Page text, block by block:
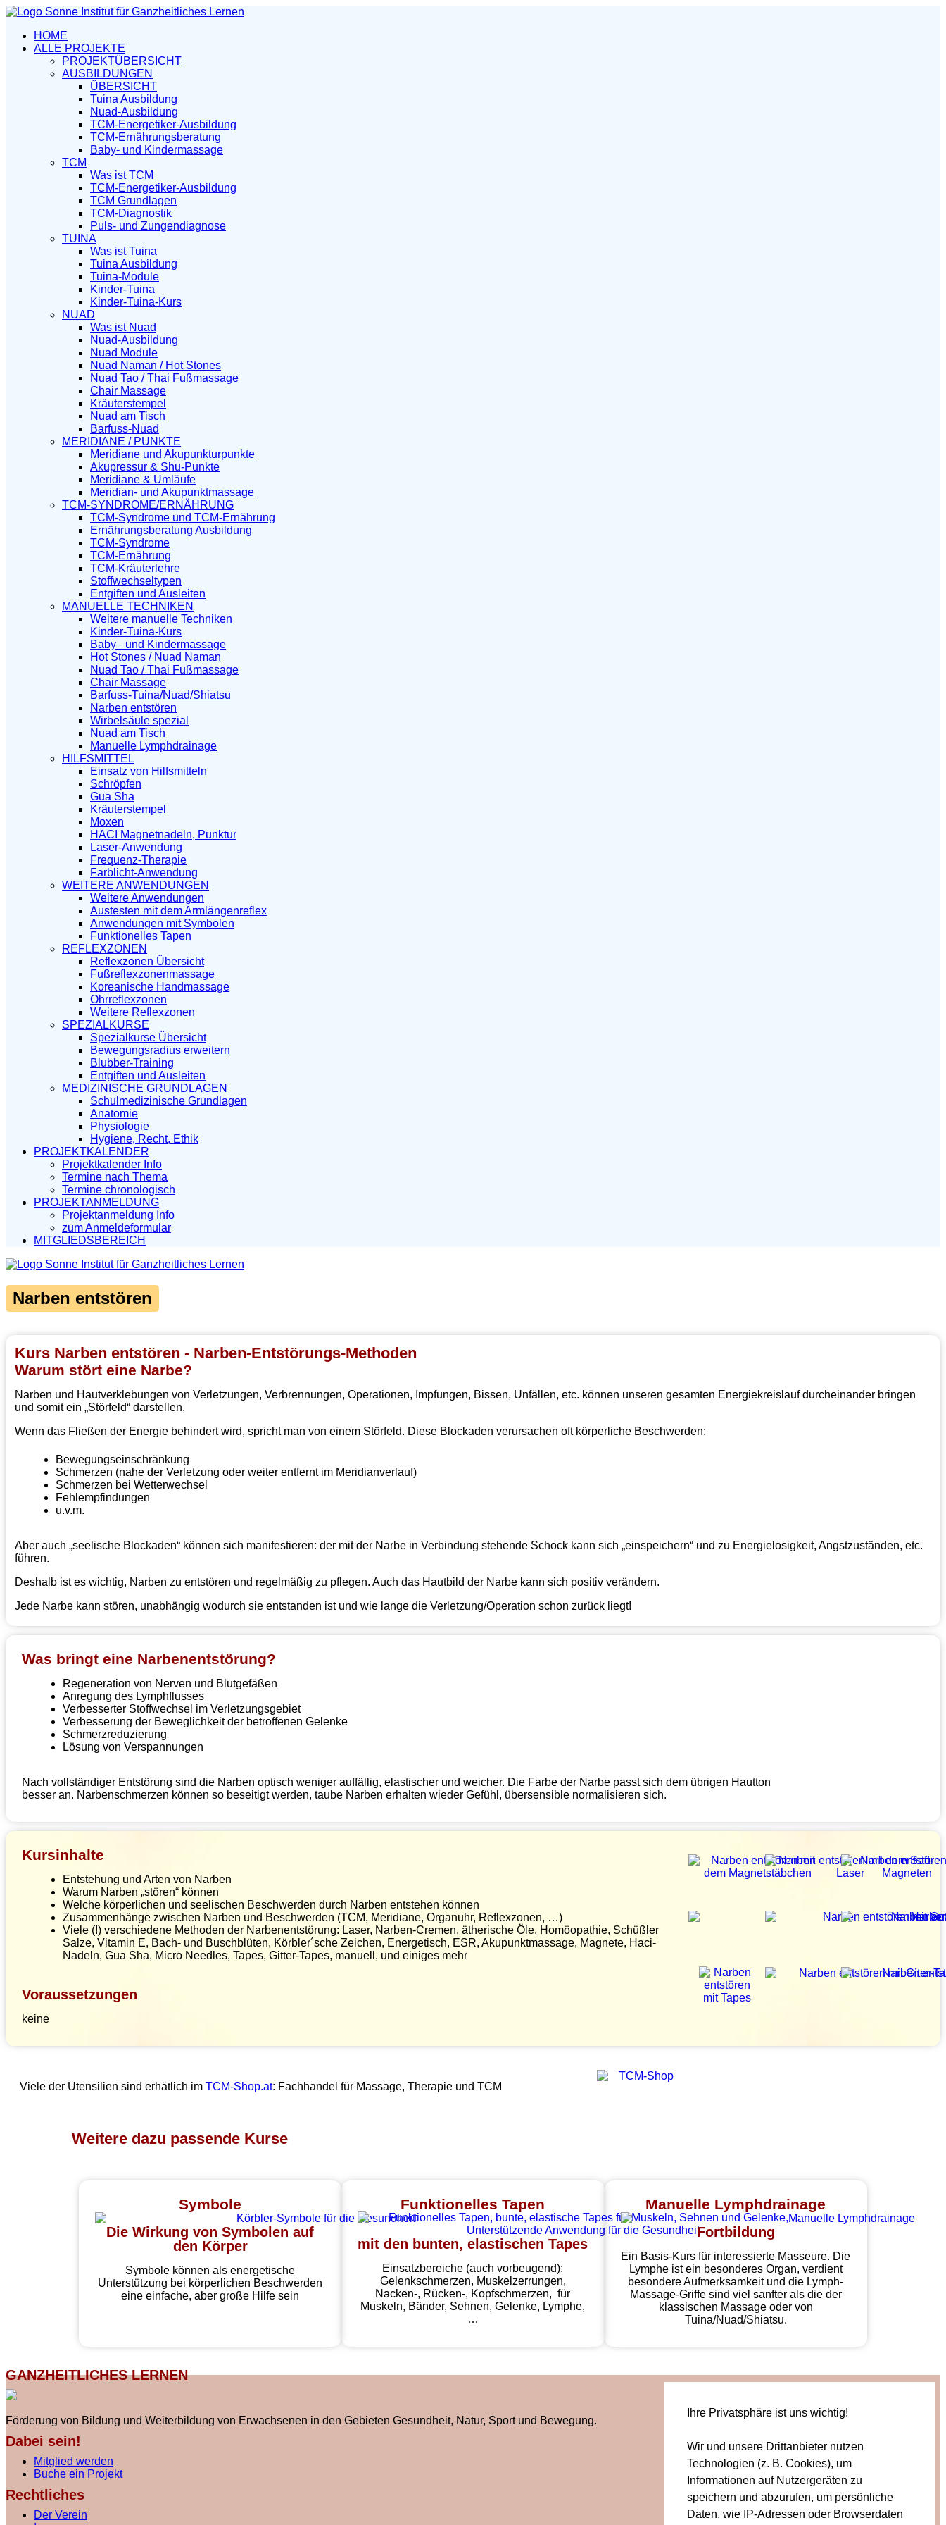
HOME
ALLE PROJEKTE
PROJEKTÜBERSICHT
AUSBILDUNGEN
ÜBERSICHT
Tuina Ausbildung
Nuad-Ausbildung
TCM-Energetiker-Ausbildung
TCM-Ernährungsberatung
Baby- und Kindermassage
TCM
Was ist TCM
TCM-Energetiker-Ausbildung
TCM Grundlagen
TCM-Diagnostik
Puls- und Zungendiagnose
TUINA
Was ist Tuina
Tuina Ausbildung
Tuina-Module
Kinder-Tuina
Kinder-Tuina-Kurs
NUAD
Was ist Nuad
Nuad-Ausbildung
Nuad Module
Nuad Naman / Hot Stones
Nuad Tao / Thai Fußmassage
Chair Massage
Kräuterstempel
Nuad am Tisch
Barfuss-Nuad
MERIDIANE / PUNKTE
Meridiane und Akupunkturpunkte
Akupressur & Shu-Punkte
Meridiane & Umläufe
Meridian- und Akupunktmassage
TCM-SYNDROME/ERNÄHRUNG
TCM-Syndrome und TCM-Ernährung
Ernährungsberatung Ausbildung
TCM-Syndrome
TCM-Ernährung
TCM-Kräuterlehre
Stoffwechseltypen
Entgiften und Ausleiten
MANUELLE TECHNIKEN
Weitere manuelle Techniken
Kinder-Tuina-Kurs
Baby– und Kindermassage
Hot Stones / Nuad Naman
Nuad Tao / Thai Fußmassage
Chair Massage
Barfuss-Tuina/Nuad/Shiatsu
Narben entstören
Wirbelsäule spezial
Nuad am Tisch
Manuelle Lymphdrainage
HILFSMITTEL
Einsatz von Hilfsmitteln
Schröpfen
Gua Sha
Kräuterstempel
Moxen
HACI Magnetnadeln, Punktur
Laser-Anwendung
Frequenz-Therapie
Farblicht-Anwendung
WEITERE ANWENDUNGEN
Weitere Anwendungen
Austesten mit dem Armlängenreflex
Anwendungen mit Symbolen
Funktionelles Tapen
REFLEXZONEN
Reflexzonen Übersicht
Fußreflexzonenmassage
Koreanische Handmassage
Ohrreflexzonen
Weitere Reflexzonen
SPEZIALKURSE
Spezialkurse Übersicht
Bewegungsradius erweitern
Blubber-Training
Entgiften und Ausleiten
MEDIZINISCHE GRUNDLAGEN
Schulmedizinische Grundlagen
Anatomie
Physiologie
Hygiene, Recht, Ethik
PROJEKTKALENDER
Projektkalender Info
Termine nach Thema
Termine chronologisch
PROJEKTANMELDUNG
Projektanmeldung Info
zum Anmeldeformular
MITGLIEDSBEREICH
Narben entstören
Kurs Narben entstören - Narben-Entstörungs-Methoden
Warum stört eine Narbe?
Narben und Hautverklebungen von Verletzungen, Verbrennungen, Operationen, Impfungen, Bissen, Unfällen, etc. können unseren gesamten Energiekreislauf durcheinander bringen
und somit ein „Störfeld“ darstellen.
Wenn das Fließen der Energie behindert wird, spricht man von einem Störfeld. Diese Blockaden verursachen oft körperliche Beschwerden:
Bewegungseinschränkung
Schmerzen (nahe der Verletzung oder weiter entfernt im Meridianverlauf)
Schmerzen bei Wetterwechsel
Fehlempfindungen
u.v.m.
Aber auch „seelische Blockaden“ können sich manifestieren: der mit der Narbe in Verbindung stehende Schock kann sich „einspeichern“ und zu Energielosigkeit, Angstzuständen, etc.
führen.
Deshalb ist es wichtig, Narben zu entstören und regelmäßig zu pflegen. Auch das Hautbild der Narbe kann sich positiv verändern.
Jede Narbe kann stören, unabhängig wodurch sie entstanden ist und wie lange die Verletzung/Operation schon zurück liegt!
Was bringt eine Narbenentstörung?
Regeneration von Nerven und Blutgefäßen
Anregung des Lymphflusses
Verbesserter Stoffwechsel im Verletzungsgebiet
Verbesserung der Beweglichkeit der betroffenen Gelenke
Schmerzreduzierung
Lösung von Verspannungen
Nach vollständiger Entstörung sind die Narben optisch weniger auffällig, elastischer und weicher. Die Farbe der Narbe passt sich dem übrigen Hautton
besser an. Narbenschmerzen können so beseitigt werden, taube Narben erhalten wieder Gefühl, übersensible normalisieren sich.
Kursinhalte
Entstehung und Arten von Narben
Warum Narben „stören“ können
Welche körperlichen und seelischen Beschwerden durch Narben entstehen können
Zusammenhänge zwischen Narben und Beschwerden (TCM, Meridiane, Organuhr, Reflexzonen, …)
Viele (!) verschiedene Methoden der Narbenentstörung: Laser, Narben-Cremen, ätherische Öle, Homöopathie, Schüßler
Salze, Vitamin E, Bach- und Buschblüten, Körbler´sche Zeichen, Energetisch, ESR, Akupunktmassage, Magnete, Haci-
Nadeln, Gua Sha, Micro Needles, Tapes, Gitter-Tapes, manuell, und einiges mehr
Voraussetzungen
keine
Viele der Utensilien sind erhätlich im TCM-Shop.at: Fachhandel für Massage, Therapie und TCM
Weitere dazu passende Kurse
Symbole
Die Wirkung von Symbolen auf
den Körper
Symbole können als energetische
Unterstützung bei körperlichen Beschwerden
eine einfache, aber große Hilfe sein
Funktionelles Tapen
mit den bunten, elastischen Tapes
Einsatzbereiche (auch vorbeugend):
Gelenkschmerzen, Muskelzerrungen,
Nacken-, Rücken-, Kopfschmerzen, für
Muskeln, Bänder, Sehnen, Gelenke, Lymphe,
…
Manuelle Lymphdrainage
Fortbildung
Ein Basis-Kurs für interessierte Masseure. Die
Lymphe ist ein besonderes Organ, verdient
besondere Aufmerksamkeit und die Lymph-
Massage-Griffe sind viel sanfter als die der
klassischen Massage oder von
Tuina/Nuad/Shiatsu.
GANZHEITLICHES LERNEN
Förderung von Bildung und Weiterbildung von Erwachsenen in den Gebieten Gesundheit, Natur, Sport und Bewegung.
Dabei sein!
Mitglied werden
Buche ein Projekt
Rechtliches
Der Verein
Ihre Privatsphäre ist uns wichtig!
Wir und unsere Drittanbieter nutzen
Technologien (z. B. Cookies), um
Informationen auf Nutzergeräten zu
speichern und abzurufen, um persönliche
Daten, wie IP-Adressen oder Browserdaten